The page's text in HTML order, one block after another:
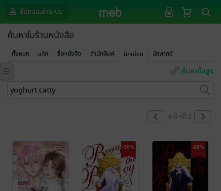
ล็อกอินเข้าระบบ
ค้นหาในร้านหนังสือ
ทั้งหมด แท็ก ชื่อหนังสือ สำนักพิมพ์ นักเขียน นักพากย์
ค้นหาขั้นสูง
หน้าที่ 1
-30% -28%